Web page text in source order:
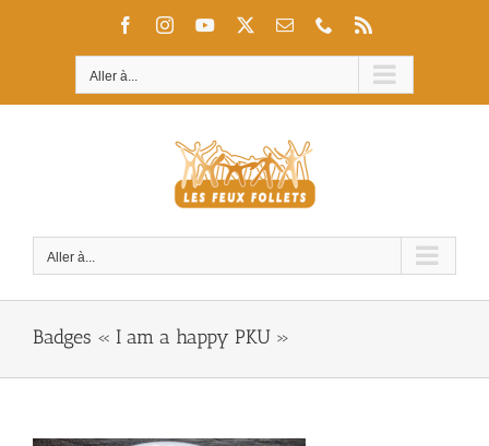
FacebookInstagramYouTube Email Téléphone
Aller à...
Aller à...
Badges « I am a happy PKU »